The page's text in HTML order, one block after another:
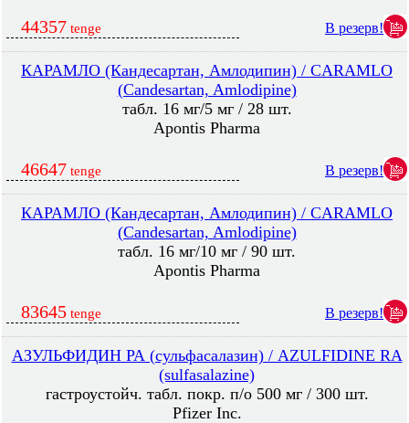
44357 tenge В резерв!
КАРАМЛО (Кандесартан, Амлодипин) / CARAMLO
(Candesartan, Amlodipine)
табл. 16 мг/5 мг / 28 шт.
Apontis Pharma
46647 tenge В резерв!
КАРАМЛО (Кандесартан, Амлодипин) / CARAMLO
(Candesartan, Amlodipine)
табл. 16 мг/10 мг / 90 шт.
Apontis Pharma
83645 tenge В резерв!
АЗУЛЬФИДИН РА (сульфасалазин) / AZULFIDINE RA
(sulfasalazine)
гастроустойч. табл. покр. п/о 500 мг / 300 шт.
Pfizer Inc.